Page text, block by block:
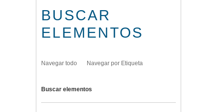
BUSCAR
ELEMENTOS
Navegar todo Navegar por Etiqueta
Buscar elementos